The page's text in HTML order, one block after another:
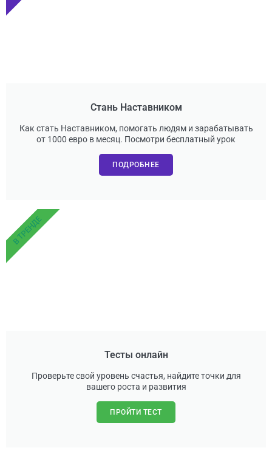
Стань Наставником
Как стать Наставником, помогать людям и зарабатывать
от 1000 евро в месяц. Посмотри бесплатный урок
ПОДРОБНЕЕ
Тесты онлайн
Проверьте свой уровень счастья, найдите точки для
вашего роста и развития
ПРОЙТИ ТЕСТ
В ТРЕНДЕ